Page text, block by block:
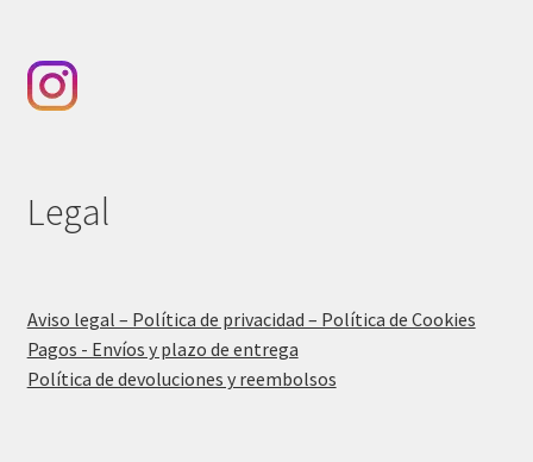
Legal
Aviso legal – Política de privacidad – Política de Cookies
Pagos - Envíos y plazo de entrega
Política de devoluciones y reembolsos